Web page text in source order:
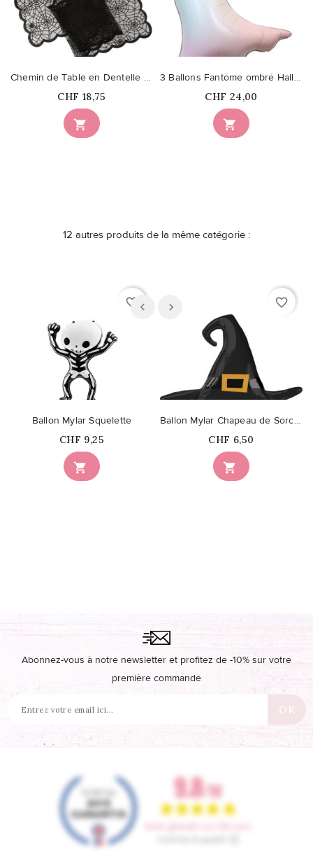

Chemin de Table en Dentelle Halloween
Prix
CHF 18,75

3 Ballons Fantôme ombré Halloween
Prix
CHF 24,00
12 autres produits de la même catégorie :
favorite_border

Ballon Mylar Squelette
Prix
CHF 9,25
favorite_border

Ballon Mylar Chapeau de Sorcière Noir satin
Prix
CHF 6,50
Abonnez-vous à notre newsletter et profitez de -10% sur votre
première commande